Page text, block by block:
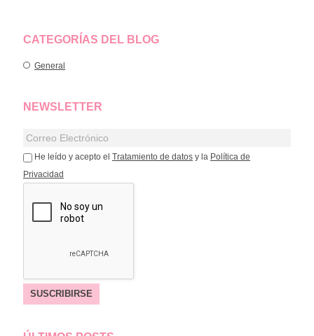
CATEGORÍAS DEL BLOG
General
NEWSLETTER
He leído y acepto el Tratamiento de datos y la Política de
Privacidad